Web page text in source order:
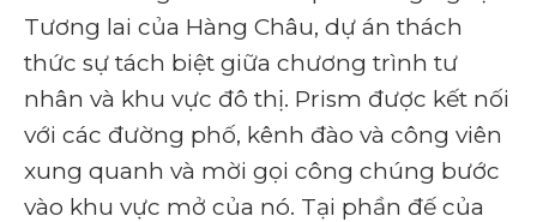
Tương lai của Hàng Châu, dự án thách
thức sự tách biệt giữa chương trình tư
nhân và khu vực đô thị. Prism được kết nối
với các đường phố, kênh đào và công viên
xung quanh và mời gọi công chúng bước
vào khu vực mở của nó. Tại phần đế của